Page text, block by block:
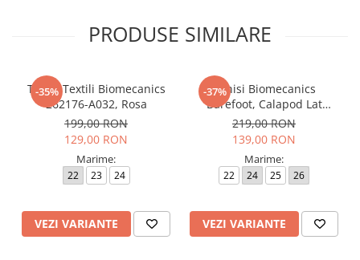
PRODUSE SIMILARE
-35%
Tenisi Textili Biomecanics
262176-A032, Rosa
199,00 RON
129,00 RON
Marime:
22 23 24
VEZI VARIANTE
-37%
Tenisi Biomecanics
Barefoot, Calapod Lat
262190-E032 Rosa
219,00 RON
139,00 RON
Marime:
22 24 25 26
VEZI VARIANTE